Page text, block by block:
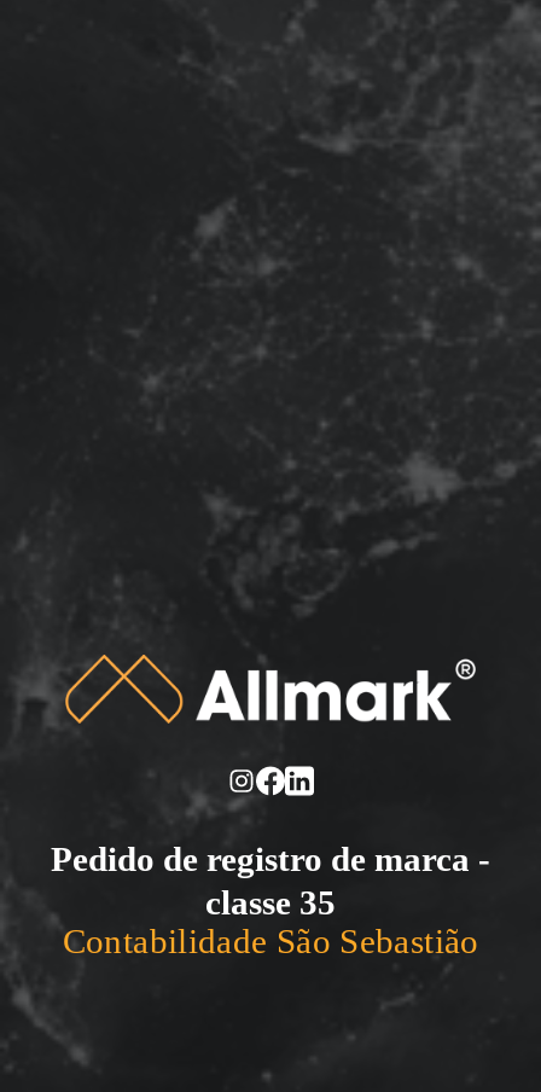
Pedido de registro de marca -
classe 35
Contabilidade São Sebastião